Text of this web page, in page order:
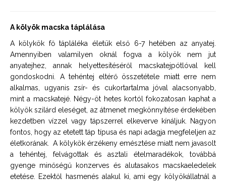
A kölyök macska táplálása
A kölykök fő tápláléka életük első 6-7 hetében az anyatej.
Amennyiben valamilyen oknál fogva a kölyök nem jut
anyatejhez, annak helyettesítéséről macskatejpótlóval kell
gondoskodni. A tehéntej eltérő összetétele miatt erre nem
alkalmas, ugyanis zsír- és cukortartalma jóval alacsonyabb,
mint a macskatejé. Négy-öt hetes kortól fokozatosan kaphat a
kölyök szilárd eleséget, az átmenet megkönnyítése érdekében
kezdetben vízzel vagy tápszerrel elkeverve kínáljuk. Nagyon
fontos, hogy az etetett táp típusa és napi adagja megfeleljen az
életkorának. A kölykök érzékeny emésztése miatt nem javasolt
a tehéntej, felvágottak és asztali ételmaradékok, továbbá
gyenge minőségű konzerves és alutasakos macskaeledelek
etetése. Ezektől hasmenés alakul ki, ami egy kölyökállatnál a